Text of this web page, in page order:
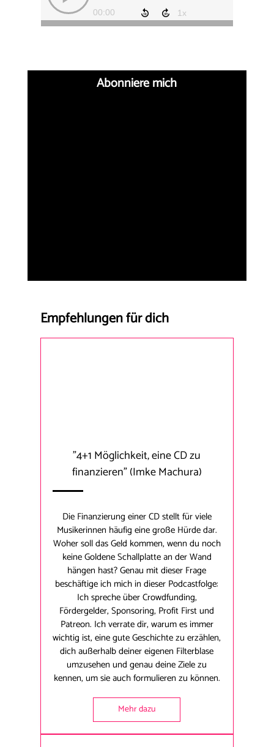
Abonniere mich
Empfehlungen für dich
"4+1 Möglichkeit, eine CD zu
finanzieren"(Imke Machura)
Die Finanzierung einer CD stellt für viele
Musikerinnen häufig eine große Hürde dar.
Woher soll das Geld kommen, wenn du noch
keine Goldene Schallplatte an der Wand
hängen hast? Genau mit dieser Frage
beschäftige ich mich in dieser Podcastfolge:
Ich spreche über Crowdfunding,
Fördergelder, Sponsoring, Profit First und
Patreon. Ich verrate dir, warum es immer
wichtig ist, eine gute Geschichte zu erzählen,
dich außerhalb deiner eigenen Filterblase
umzusehen und genau deine Ziele zu
kennen, um sie auch formulieren zu können.
Mehr dazu